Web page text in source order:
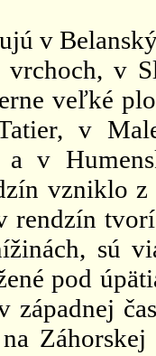
v
vrchoch, v
veľké
v
v
vzniklo
rendzín
sú
pod
západnej